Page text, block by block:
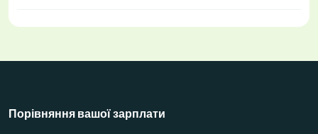
Порівняння вашої зарплати